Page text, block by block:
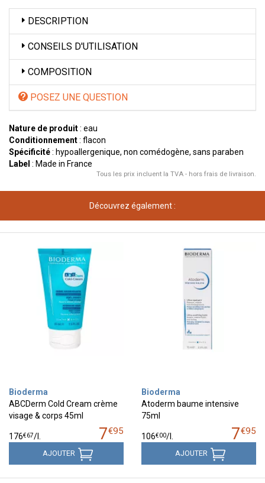
DESCRIPTION
CONSEILS D'UTILISATION
COMPOSITION
POSEZ UNE QUESTION
Nature de produit: eau
Conditionnement: flacon
Spécificité: hypoallergenique, non comédogène, sans paraben
Label : Made in France
Tous les prix incluent la TVA - hors frais de livraison.
Découvrez également :
Bioderma
ABCDerm Cold Cream crème
visage & corps 45ml
7€95
176€67/
AJOUTER
Bioderma
Atoderm baume intensive
75ml
7€95
106€00/
AJOUTER